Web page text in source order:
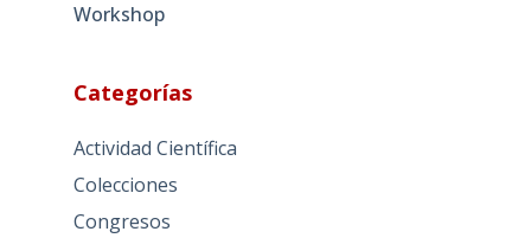
Workshop
Categorías
Actividad Científica
Colecciones
Congresos